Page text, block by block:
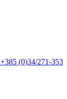
+385 (0)34/271-353